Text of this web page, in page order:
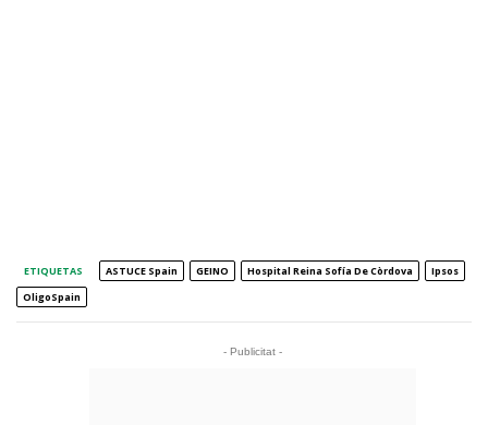
ETIQUETAS ASTUCE Spain GEINO Hospital Reina Sofía De Còrdova
Ipsos
OligoSpain
- Publicitat -